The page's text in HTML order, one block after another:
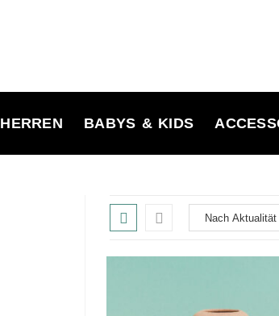
HERREN BABYS & KIDS